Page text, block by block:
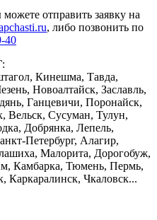
отправить заявку на
, либо позвонить по
40
Кинешма, Тавда,
Новоалтайск, Заславль,
Ганцевичи, Поронайск,
Вельск, Сусуман, Тулун,
Добрянка, Лепель,
Петербург, Алагир,
Малорита, Дорогобуж,
Камбарка, Тюмень, Пермь,
Каркаралинск, Чкаловск...